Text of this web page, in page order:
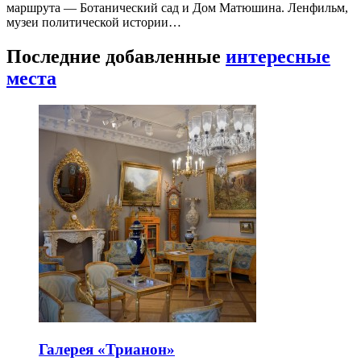
маршрута — Ботанический сад и Дом Матюшина. Ленфильм,
музеи политической истории…
Последние добавленные интересные
места
Галерея «Трианон»